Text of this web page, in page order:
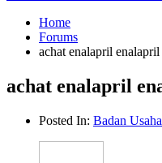
Home
Forums
achat enalapril
achat enalapril
Posted In: Badan Usaha